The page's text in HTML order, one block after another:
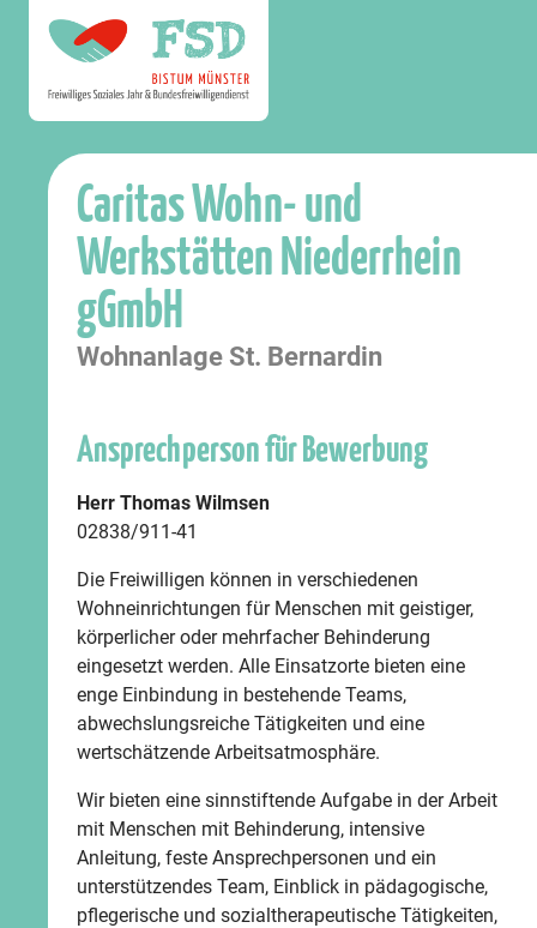
Caritas Wohn- und
Werkstätten Niederrhein
gGmbH
Wohnanlage St. Bernardin
Ansprechperson für Bewerbung
Herr Thomas Wilmsen
02838/911-41
Die Freiwilligen können in verschiedenen
Wohneinrichtungen für Menschen mit geistiger,
körperlicher oder mehrfacher Behinderung
eingesetzt werden. Alle Einsatzorte bieten eine
enge Einbindung in bestehende Teams,
abwechslungsreiche Tätigkeiten und eine
wertschätzende Arbeitsatmosphäre.
Wir bieten eine sinnstiftende Aufgabe in der Arbeit
mit Menschen mit Behinderung, intensive
Anleitung, feste Ansprechpersonen und ein
unterstützendes Team, Einblick in pädagogische,
pflegerische und sozialtherapeutische Tätigkeiten,